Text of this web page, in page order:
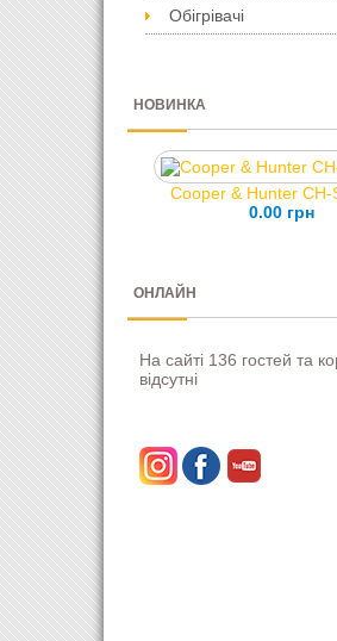
Обігрівачі
НОВИНКА
Cooper & Hunter CH-
0.00 грн
ОНЛАЙН
На сайті 136 гостей та
відсутні